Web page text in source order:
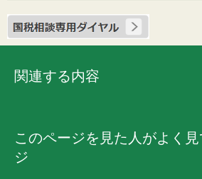
関連する内容
このページを見た人がよく
ジ